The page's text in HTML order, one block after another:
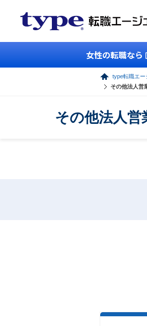
女性の転職なら
type転職エー
その他法人営
その他法人営